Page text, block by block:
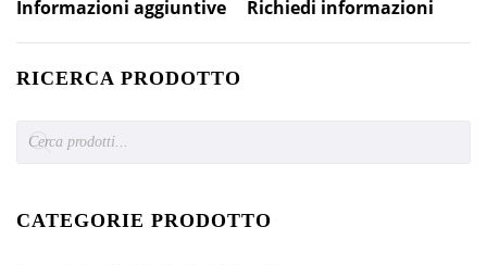
Informazioni aggiuntive Richiedi informazioni
RICERCA PRODOTTO
search
CATEGORIE PRODOTTO